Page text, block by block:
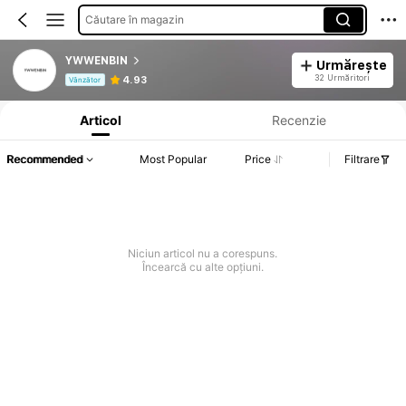
Căutare în magazin
YWWENBIN
Vânzător 4.93
Urmărește
32 Urmăritori
Informații despre produs: Divulgarea prețului, detalii privind vânzările și stocul.
Articol Recenzie
Recommended Most Popular Price Filtrare
Niciun articol nu a corespuns.
Încearcă cu alte opțiuni.